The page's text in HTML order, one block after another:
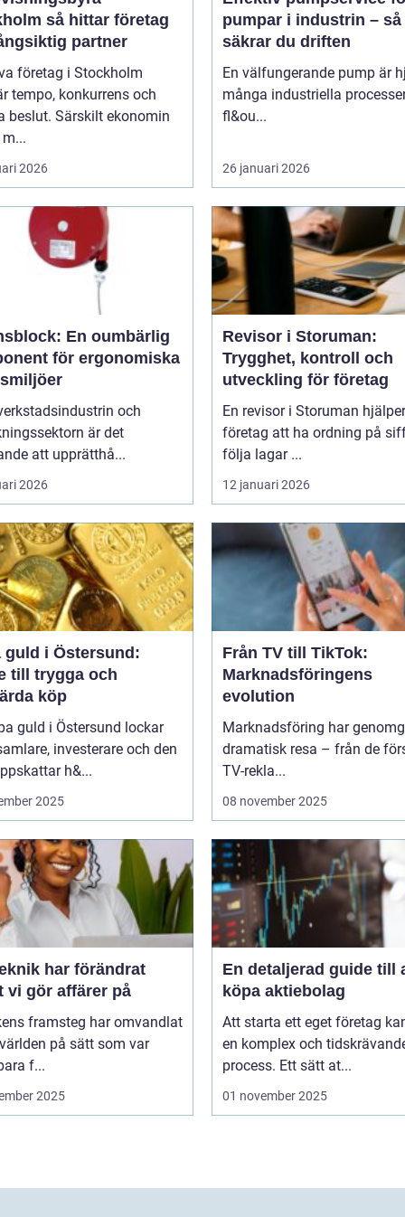
företag
partner
företag i Stockholm
tempo, konkurrens och
beslut. Särskilt ekonomin
2026
pumpar i industrin – så
säkrar du driften
En välfungerande pump är
många industriella
fl&ou...
26 januari 2026
En oumbärlig
för ergonomiska
och
är det
att upprätthå...
2026
Revisor i Storuman:
Trygghet, kontroll och
utveckling för företag
En revisor i Storuman hjälper
företag att ha ordning på
följa lagar ...
12 januari 2026
guld i Östersund:
till trygga och
köp
guld i Östersund lockar
investerare och den
h&...
2025
Från TV till TikTok:
Marknadsföringens
evolution
Marknadsföring har
dramatisk resa – från de
TV-rekla...
08 november 2025
har förändrat
vi gör affärer på
framsteg har omvandlat
på sätt som var
f...
2025
En detaljerad guide till
köpa aktiebolag
Att starta ett eget företag
en komplex och
process. Ett sätt at...
01 november 2025